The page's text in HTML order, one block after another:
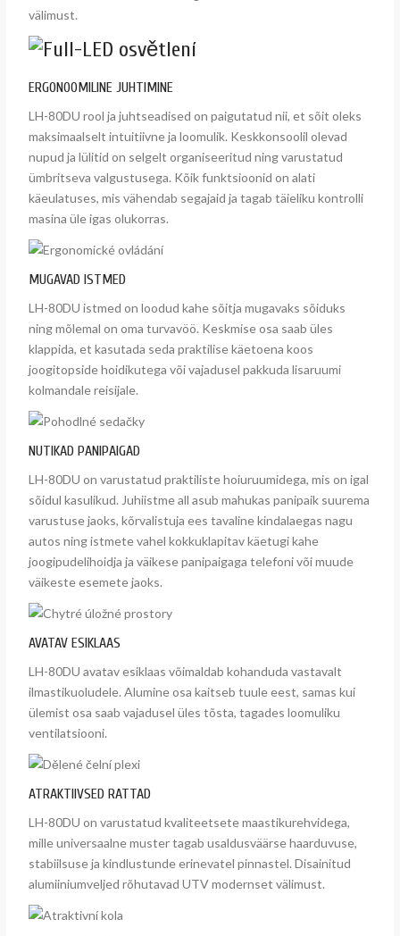
välimust.
ERGONOOMILINE JUHTIMINE
LH-80DU rool ja juhtseadised on paigutatud nii, et sõit oleks
maksimaalselt intuitiivne ja loomulik. Keskkonsoolil olevad
nupud ja lülitid on selgelt organiseeritud ning varustatud
ümbritseva valgustusega. Kõik funktsioonid on alati
käeulatuses, mis vähendab segajaid ja tagab täieliku kontrolli
masina üle igas olukorras.
MUGAVAD ISTMED
LH-80DU istmed on loodud kahe sõitja mugavaks sõiduks
ning mõlemal on oma turvavöö. Keskmise osa saab üles
klappida, et kasutada seda praktilise käetoena koos
joogitopside hoidikutega või vajadusel pakkuda lisaruumi
kolmandale reisijale.
NUTIKAD PANIPAIGAD
LH-80DU on varustatud praktiliste hoiuruumidega, mis on igal
sõidul kasulikud. Juhiistme all asub mahukas panipaik suurema
varustuse jaoks, kõrvalistuja ees tavaline kindalaegas nagu
autos ning istmete vahel kokkuklapitav käetugi kahe
joogipudelihoidja ja väikese panipaigaga telefoni või muude
väikeste esemete jaoks.
AVATAV ESIKLAAS
LH-80DU avatav esiklaas võimaldab kohanduda vastavalt
ilmastikuoludele. Alumine osa kaitseb tuule eest, samas kui
ülemist osa saab vajadusel üles tõsta, tagades loomuliku
ventilatsiooni.
ATRAKTIIVSED RATTAD
LH-80DU on varustatud kvaliteetsete maastikurehvidega,
mille universaalne muster tagab usaldusväärse haarduvuse,
stabiilsuse ja kindlustunde erinevatel pinnastel. Disainitud
alumiiniumveljed rõhutavad UTV modernset välimust.